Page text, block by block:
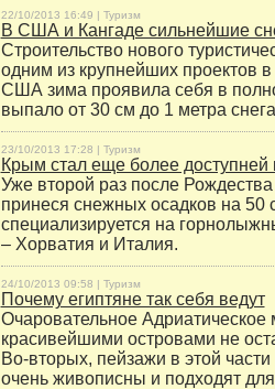
22/10/2013 16:49 | Туризм
В США и Кангаде сильнейшие
Строительство нового
одним из крупнейших проектов
США зима проявила себя в
выпало от 30 см до 1 метра
23/10/2013 17:28 | Туризм
Крым стал еще более доступней
Уже второй раз после
принеся снежных осадков на 50
специализируется на
– Хорватия и Италия.
24/10/2013 09:58 | Туризм
Почему египтяне так себя ведут
Очаровательное
красивейшими островами не
Во-вторых, пейзажи в этой
очень живописны и подходят